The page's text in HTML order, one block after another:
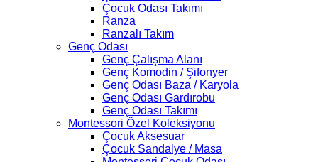
Çocuk Odası Takımı
Ranza
Ranzalı Takım
Genç Odası
Genç Çalışma Alanı
Genç Komodin / Şifonyer
Genç Odası Baza / Karyola
Genç Odası Gardırobu
Genç Odası Takımı
Montessori Özel Koleksiyonu
Çocuk Aksesuar
Çocuk Sandalye / Masa